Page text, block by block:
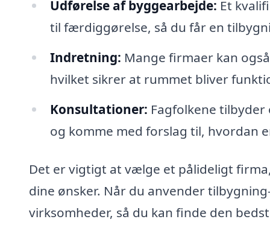
Udførelse af byggearbejde: Et
til færdiggørelse, så du får en
Indretning: Mange firmaer kan
hvilket sikrer at rummet bliver
Konsultationer: Fagfolkene
og komme med forslag til, hvordan
Det er vigtigt at vælge et pålideligt
dine ønsker. Når du anvender
virksomheder, så du kan finde den